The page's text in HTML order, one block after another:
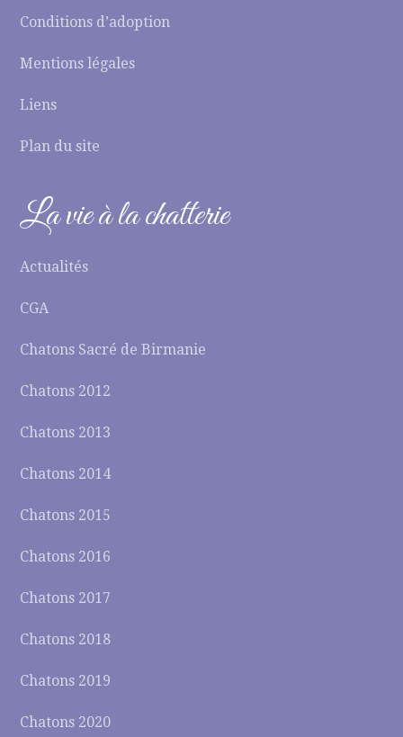
Conditions d’adoption
Mentions légales
Liens
Plan du site
La vie à la chatterie
Actualités
CGA
Chatons Sacré de Birmanie
Chatons 2012
Chatons 2013
Chatons 2014
Chatons 2015
Chatons 2016
Chatons 2017
Chatons 2018
Chatons 2019
Chatons 2020